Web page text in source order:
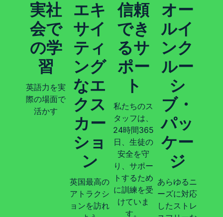
実社
会で
の学
習
英語力を実
際の場面で
活かす
エキ
サイ
ティ
ング
なエ
クス
カー
ショ
ン
英国最高の
アトラクシ
ョンを訪れ
信頼
でき
るサ
ポー
ト
私たちのス
タッフは、
24時間365
日、生徒の
安全を守
り、サポー
トするため
に訓練を受
けていま
す。
オー
ルイ
ンク
ルー
シ
ブ・
パッ
ケー
ジ
あらゆるニ
ーズに対応
したストレ